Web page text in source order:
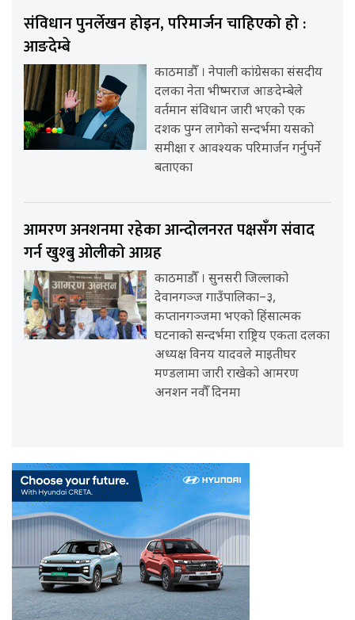
संविधान पुनर्लेखन होइन, परिमार्जन चाहिएको हो :
आङदेम्बे
काठमाडौँ । नेपाली कांग्रेसका संसदीय
दलका नेता भीष्मराज आङदेम्बेले
वर्तमान संविधान जारी भएको एक
दशक पुग्न लागेको सन्दर्भमा यसको
समीक्षा र आवश्यक परिमार्जन गर्नुपर्ने
बताएका
आमरण अनशनमा रहेका आन्दोलनरत पक्षसँग संवाद
गर्न खुश्बु ओलीको आग्रह
काठमाडौँ । सुनसरी जिल्लाको
देवानगञ्ज गाउँपालिका–३,
कप्तानगञ्जमा भएको हिंसात्मक
घटनाको सन्दर्भमा राष्ट्रिय एकता दलका
अध्यक्ष विनय यादवले माइतीघर
मण्डलामा जारी राखेको आमरण
अनशन नवौँ दिनमा